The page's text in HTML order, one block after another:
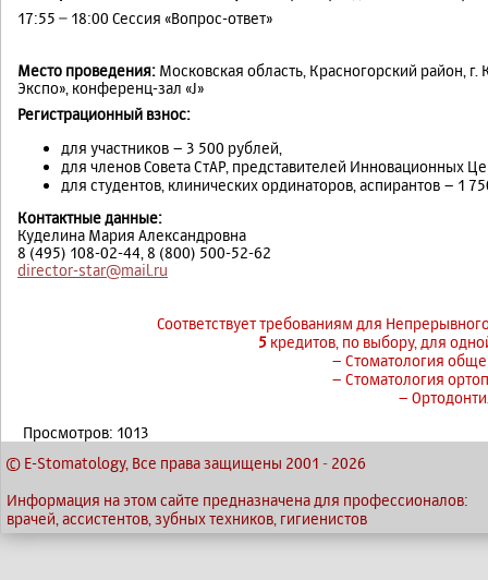
17:55 − 18:00 Сессия «Вопрос-ответ»
Место проведения: Московская область, Красногорский район,
Экспо», конференц-зал «J»
Регистрационный взнос:
для участников – 3 500 рублей,
для членов Совета СтАР, представителей Инновационных
для студентов, клинических ординаторов, аспирантов – 1
Контактные данные:
Куделина Мария Александровна
8 (495) 108-02-44, 8 (800) 500-52-62
director-star@mail.ru
Соответствует требованиям для
5кредитов, по выбору, для
– Стоматология
– Стоматология
–
Просмотров: 1013
© E-Stomatology, Все права защищены 2001 - 2026
Информация на этом сайте предназначена для профессионалов:
врачей, ассистентов, зубных техников, гигиенистов